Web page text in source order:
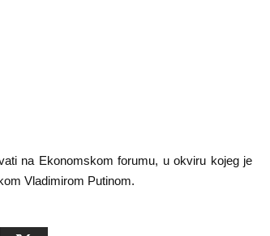
na Ekonomskom forumu, u okviru kojeg je
Vladimirom Putinom.